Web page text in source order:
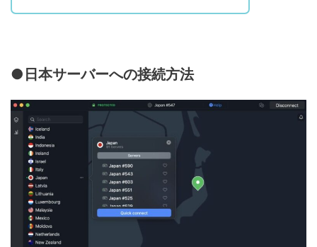
●日本サーバーへの接続方法